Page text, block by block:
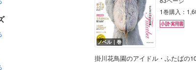
ノベル｜巻
1巻購入：
掛川花鳥園のアイドル・ふたばの